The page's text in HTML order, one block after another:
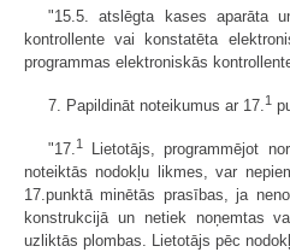
"15.5. atslēgta kases aparāta
kontrollente vai konstatēta
programmas elektroniskās
7. Papildināt noteikumus ar 17. 1
"17.1
Lietotājs, programmējot
noteiktās nodokļu likmes, var
17.punktā minētās prasības, ja
konstrukcijā un netiek noņemtas
uzliktās plombas. Lietotājs pēc